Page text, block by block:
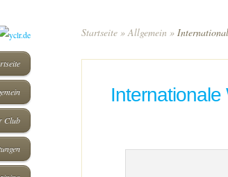
Club
Startseite » Allgemein »
Internationale